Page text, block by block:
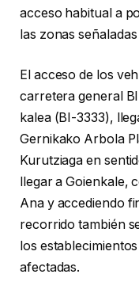
acceso habitual a
las zonas
El acceso de los
carretera general
kalea (BI-3333),
Gernikako Arbola
Kurutziaga en
llegar a Goienkale,
Ana y accediendo
recorrido también
los
afectadas.